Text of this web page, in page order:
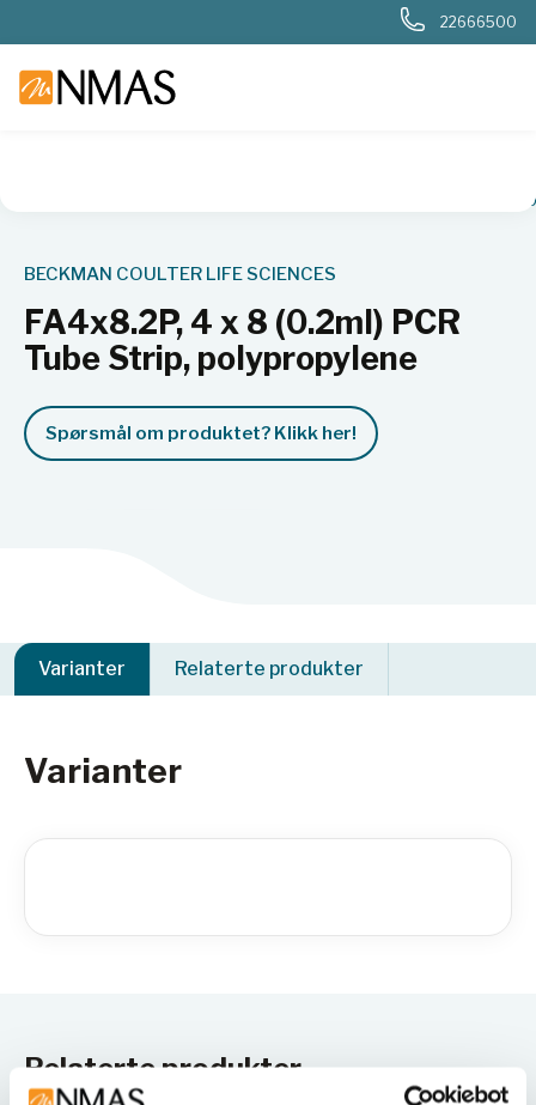
22666500
BECKMAN COULTER LIFE SCIENCES
FA4x8.2P, 4 x 8 (0.2ml) PCR
Tube Strip, polypropylene
Spørsmål om produktet? Klikk her!
Varianter Relaterte produkter
Varianter
Relaterte produkter